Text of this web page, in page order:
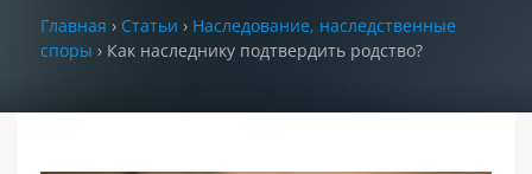
Контакты
Задать вопрос
Главная › Статьи › Наследование, наследственные
споры › Как наследнику подтвердить родство?